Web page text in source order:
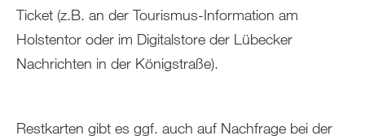
Ticket (z.B. an der Tourismus-Information am
Holstentor oder im Digitalstore der Lübecker
Nachrichten in der Königstraße).
Restkarten gibt es ggf. auch auf Nachfrage bei der